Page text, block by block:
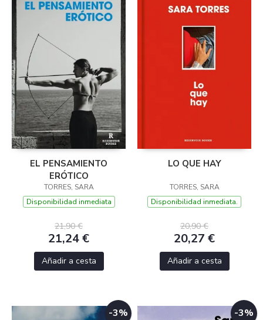
EL PENSAMIENTO
ERÓTICO
TORRES, SARA
Disponibilidad inmediata
21,90 €
21,24 €
Añadir a cesta
LO QUE HAY
TORRES, SARA
Disponibilidad inmediata.
20,90 €
20,27 €
Añadir a cesta
-3% -3%